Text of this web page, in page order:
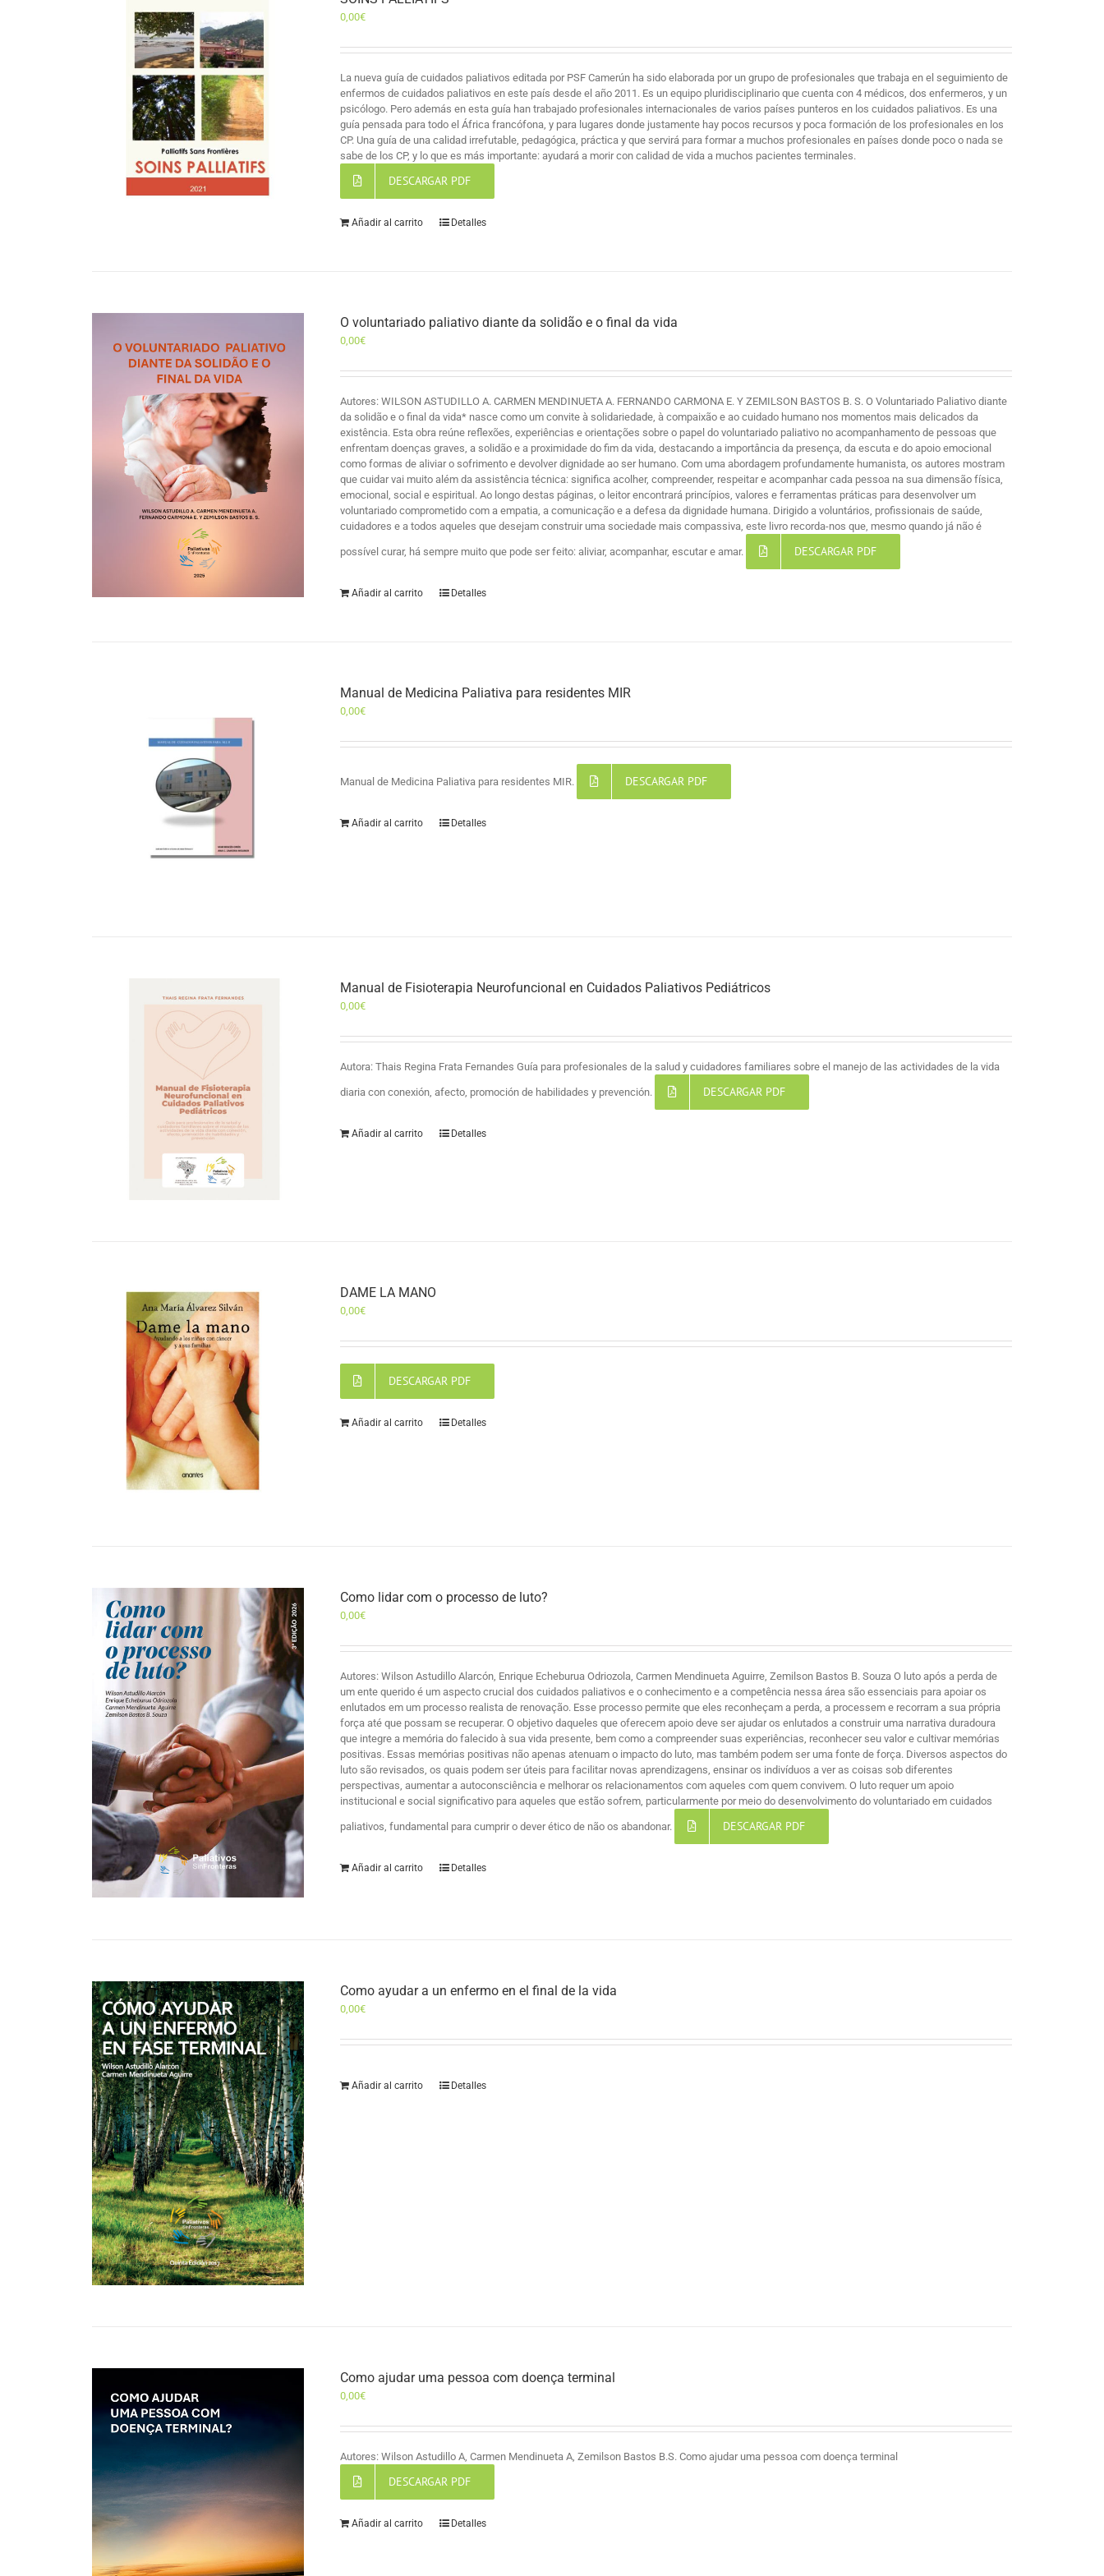
0,00€
La nueva guía de cuidados paliativos editada por PSF Camerún ha sido elaborada por un grupo de profesionales que trabaja en el seguimiento de
enfermos de cuidados paliativos en este país desde el año 2011. Es un equipo pluridisciplinario que cuenta con 4 médicos, dos enfermeros, y un
psicólogo. Pero además en esta guía han trabajado profesionales internacionales de varios países punteros en los cuidados paliativos. Es una
guía pensada para todo el África francófona, y para lugares donde justamente hay pocos recursos y poca formación de los profesionales en los
CP. Una guía de una calidad irrefutable, pedagógica, práctica y que servirá para formar a muchos profesionales en países donde poco o nada se
sabe de los CP, y lo que es más importante: ayudará a morir con calidad de vida a muchos pacientes terminales.
DESCARGAR PDF
Añadir al carrito Detalles
O voluntariado paliativo diante da solidão e o final da vida
0,00€
Autores: WILSON ASTUDILLO A. CARMEN MENDINUETA A. FERNANDO CARMONA E. Y ZEMILSON BASTOS B. S. O Voluntariado Paliativo diante
da solidão e o final da vida* nasce como um convite à solidariedade, à compaixão e ao cuidado humano nos momentos mais delicados da
existência. Esta obra reúne reflexões, experiências e orientações sobre o papel do voluntariado paliativo no acompanhamento de pessoas que
enfrentam doenças graves, a solidão e a proximidade do fim da vida, destacando a importância da presença, da escuta e do apoio emocional
como formas de aliviar o sofrimento e devolver dignidade ao ser humano. Com uma abordagem profundamente humanista, os autores mostram
que cuidar vai muito além da assistência técnica: significa acolher, compreender, respeitar e acompanhar cada pessoa na sua dimensão física,
emocional, social e espiritual. Ao longo destas páginas, o leitor encontrará princípios, valores e ferramentas práticas para desenvolver um
voluntariado comprometido com a empatia, a comunicação e a defesa da dignidade humana. Dirigido a voluntários, profissionais de saúde,
cuidadores e a todos aqueles que desejam construir uma sociedade mais compassiva, este livro recorda-nos que, mesmo quando já não é
possível curar, há sempre muito que pode ser feito: aliviar, acompanhar, escutar e amar. DESCARGAR PDF
Añadir al carrito Detalles
Manual de Medicina Paliativa para residentes MIR
0,00€
Manual de Medicina Paliativa para residentes MIR. DESCARGAR PDF
Añadir al carrito Detalles
Manual de Fisioterapia Neurofuncional en Cuidados Paliativos Pediátricos
0,00€
Autora: Thais Regina Frata Fernandes Guía para profesionales de la salud y cuidadores familiares sobre el manejo de las actividades de la vida
diaria con conexión, afecto, promoción de habilidades y prevención. DESCARGAR PDF
Añadir al carrito Detalles
DAME LA MANO
0,00€
DESCARGAR PDF
Añadir al carrito Detalles
Como lidar com o processo de luto?
0,00€
Autores: Wilson Astudillo Alarcón, Enrique Echeburua Odriozola, Carmen Mendinueta Aguirre, Zemilson Bastos B. Souza O luto após a perda de
um ente querido é um aspecto crucial dos cuidados paliativos e o conhecimento e a competência nessa área são essenciais para apoiar os
enlutados em um processo realista de renovação. Esse processo permite que eles reconheçam a perda, a processem e recorram a sua própria
força até que possam se recuperar. O objetivo daqueles que oferecem apoio deve ser ajudar os enlutados a construir uma narrativa duradoura
que integre a memória do falecido à sua vida presente, bem como a compreender suas experiências, reconhecer seu valor e cultivar memórias
positivas. Essas memórias positivas não apenas atenuam o impacto do luto, mas também podem ser uma fonte de força. Diversos aspectos do
luto são revisados, os quais podem ser úteis para facilitar novas aprendizagens, ensinar os indivíduos a ver as coisas sob diferentes
perspectivas, aumentar a autoconsciência e melhorar os relacionamentos com aqueles com quem convivem. O luto requer um apoio
institucional e social significativo para aqueles que estão sofrem, particularmente por meio do desenvolvimento do voluntariado em cuidados
paliativos, fundamental para cumprir o dever ético de não os abandonar. DESCARGAR PDF
Añadir al carrito Detalles
Como ayudar a un enfermo en el final de la vida
0,00€
Añadir al carrito Detalles
Como ajudar uma pessoa com doença terminal
0,00€
Autores: Wilson Astudillo A, Carmen Mendinueta A, Zemilson Bastos B.S. Como ajudar uma pessoa com doença terminal
DESCARGAR PDF
Añadir al carrito Detalles